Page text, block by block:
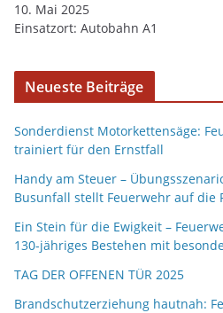
10. Mai 2025
Einsatzort: Autobahn A1
Neueste Beiträge
Sonderdienst Motorkettensäge:
trainiert für den Ernstfall
Handy am Steuer –
Busunfall stellt Feuerwehr auf die
Ein Stein für die Ewigkeit –
130-jähriges Bestehen mit
TAG DER OFFENEN TÜR 2025
Brandschutzerziehung hautnah: